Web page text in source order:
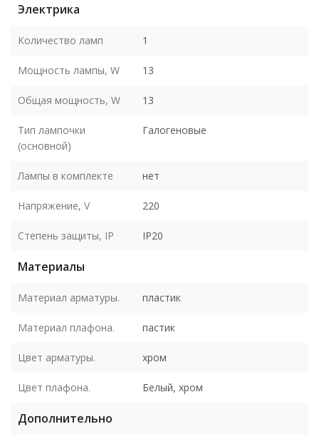
Электрика
Количество ламп 1
Мощность лампы, W 13
Общая мощность, W 13
Тип лампочки
(основной)
Галогеновые
Лампы в комплекте нет
Напряжение, V 220
Степень защиты, IP IP20
Материалы
Материал арматуры. пластик
Материал плафона. пастик
Цвет арматуры. хром
Цвет плафона. Белый, хром
Дополнительно